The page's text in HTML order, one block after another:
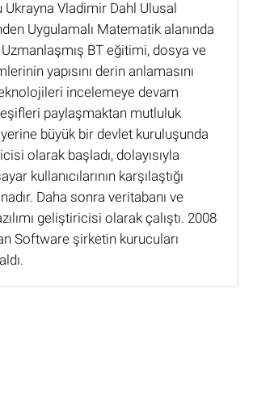
Ukrayna Vladimir Dahl Ulusal
Uygulamalı Matematik alanında
BT eğitimi, dosya ve
yapısını derin anlamasını
incelemeye devam
paylaşmaktan mutluluk
büyük bir devlet kuruluşunda
olarak başladı, dolayısıyla
kullanıcılarının karşılaştığı
Daha sonra veritabanı ve
geliştiricisi olarak çalıştı. 2008
Software şirketin kurucuları